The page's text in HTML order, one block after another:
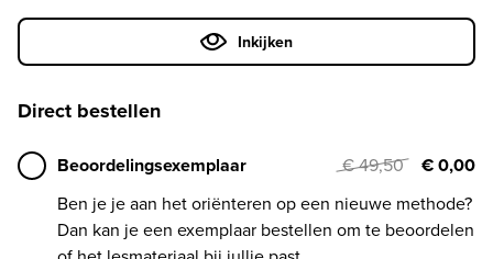
Inkijken
Direct bestellen
Beoordelingsexemplaar € 49,50
€ 0,00
Ben je je aan het oriënteren op een nieuwe methode?
Dan kan je een exemplaar bestellen om te beoordelen